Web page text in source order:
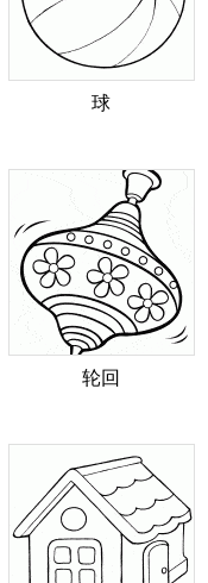
球
轮回